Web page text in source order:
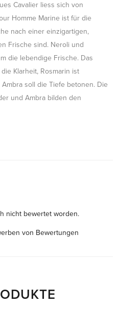
Cavalier liess sich von
Homme Marine ist für die
nach einer einzigartigen,
Frische sind. Neroli und
die lebendige Frische. Das
Klarheit, Rosmarin ist
soll die Tiefe betonen. Die
und Ambra bilden den
nicht bewertet worden.
von Bewertungen